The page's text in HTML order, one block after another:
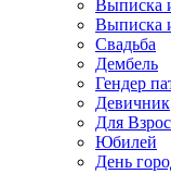
Выписка
Выписка
Свадьба
Дембель
Гендер
Девичник
Для
Юбилей
День